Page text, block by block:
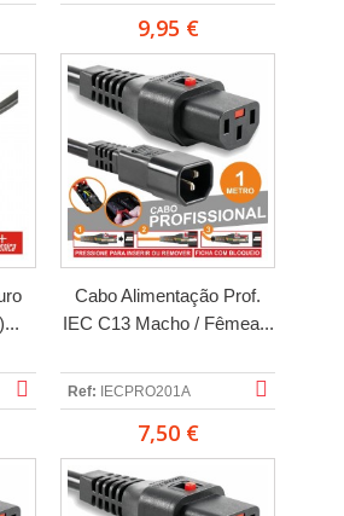
9,95 €
Cabo Alimentação Prof.
IEC C13 Macho / Fêmea...
Ref: IECPRO201A
7,50 €